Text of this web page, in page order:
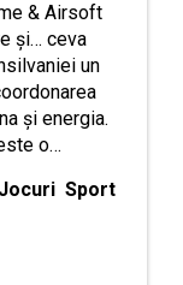
& Airsoft
și… ceva
un
și energia.
o…
Sport